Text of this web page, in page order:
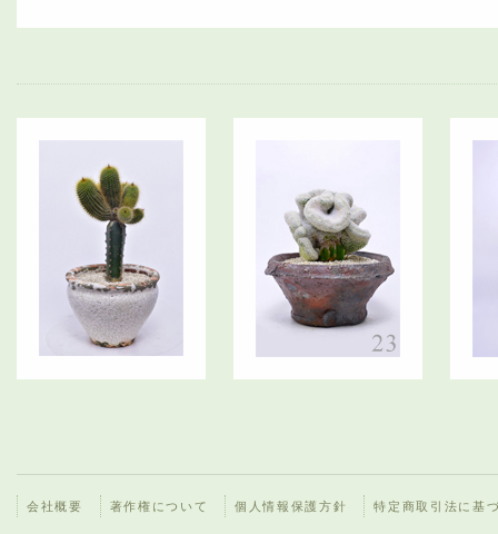
会社概要 著作権について 個人情報保護方針 特定商取引法に基